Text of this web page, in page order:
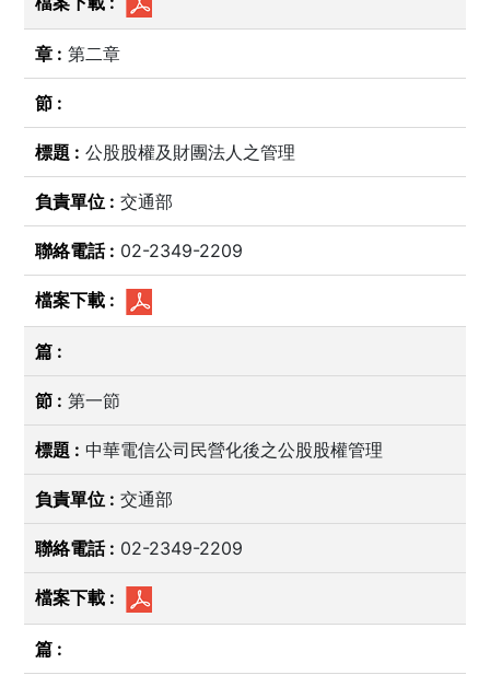
第二章
公股股權及財團法人之管理
交通部
02-2349-2209
第一節
中華電信公司民營化後之公股股權管理
交通部
02-2349-2209